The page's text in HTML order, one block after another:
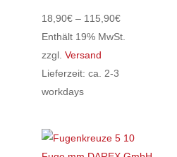
18,90€ – 115,90€Preisspanne:
18,90€
Enthält 19% MwSt.
zzgl. Versand
Lieferzeit: ca. 2-3
workdays
Produkt